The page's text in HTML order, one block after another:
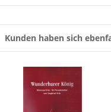
Kunden haben sich